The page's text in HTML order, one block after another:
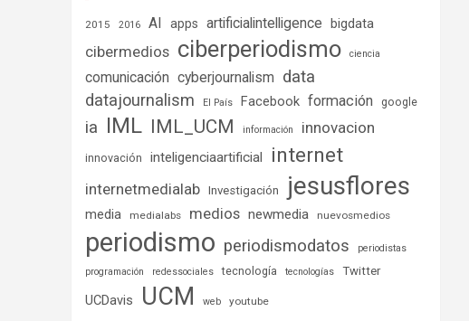
2015 2016 AI apps artificialintelligence bigdata
cibermedios ciberperiodismo ciencia
comunicación cyberjournalism data
datajournalism El País Facebook formación google
ia IML IML_UCM información innovacion
innovación inteligenciaartificial internet
internetmedialab Investigación jesusflores
media medialabs medios newmedia nuevosmedios
periodismo periodismodatos
periodistas
programación
redessociales tecnología tecnologías Twitter
UCDavis UCM web youtube